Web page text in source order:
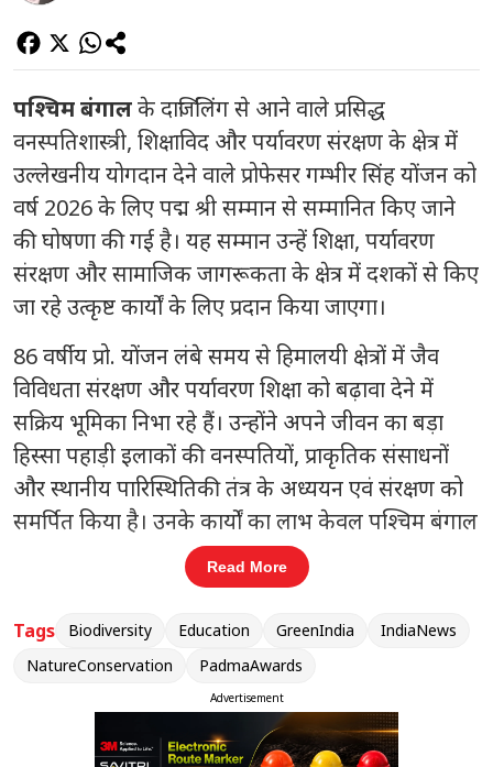
पश्चिम बंगालके दार्जिलिंग से आने वाले प्रसिद्ध
वनस्पतिशास्त्री, शिक्षाविद और पर्यावरण संरक्षण के क्षेत्र में
उल्लेखनीय योगदान देने वाले प्रोफेसर गम्भीर सिंह योंजन को
वर्ष 2026 के लिए पद्म श्री सम्मान से सम्मानित किए जाने
की घोषणा की गई है। यह सम्मान उन्हें शिक्षा, पर्यावरण
संरक्षण और सामाजिक जागरूकता के क्षेत्र में दशकों से किए
जा रहे उत्कृष्ट कार्यों के लिए प्रदान किया जाएगा।
86 वर्षीय प्रो. योंजन लंबे समय से हिमालयी क्षेत्रों में जैव
विविधता संरक्षण और पर्यावरण शिक्षा को बढ़ावा देने में
सक्रिय भूमिका निभा रहे हैं। उन्होंने अपने जीवन का बड़ा
हिस्सा पहाड़ी इलाकों की वनस्पतियों, प्राकृतिक संसाधनों
और स्थानीय पारिस्थितिकी तंत्र के अध्ययन एवं संरक्षण को
समर्पित किया है। उनके कार्यों का लाभ केवल पश्चिम बंगाल
ही नहीं बल्कि पूरे पूर्वोत्तर और हिमालयी क्षेत्रों को मिला है।
TMC के फ्रीज खातों पर सुप्रीम कोर्ट सख्त,
ईडी से मांगा जवाब
Read More
Tags Biodiversity Education GreenIndia
IndiaNews
NatureConservation
PadmaAwards
Advertisement